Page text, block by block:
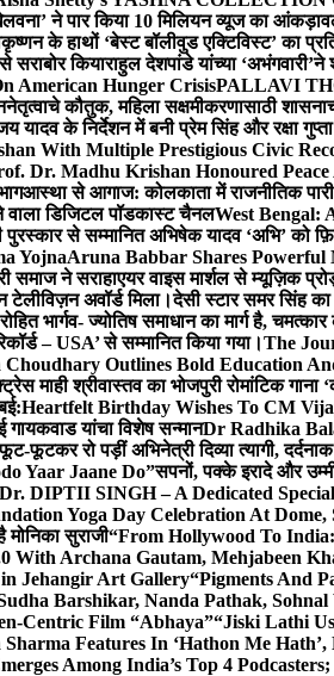
ने पार किया 10 मिलियन व्यूज का आंकड़ा
के हाथों ‘बेस्ट बॉलीवुड एक्टिविस्ट’ का
सराबोर कियाराहुल देशपांडे यांच्या
American Hunger CrisisPALLAVI
कौतुक, महिला सक्षमीकरणासाठी
यादव के निर्देशन में बनी प्रेम सिंह और रक्षा
With Multiple Prestigious Civic
Dr. Madhu Krishan Honoured
आस्था से आगाज: कोलकाता में राजनीतिक पारी
वाला डिजिटल पॉडकास्ट चैनलWest Bengal:
पुरस्कार से सम्मानित अभिषेक यादव ‘अभि’ को
YojnaAruna Babbar Shares
समाज ने सराहाएयर वाइस मार्शल से म्यूज़िक
टेलीविज़न अवॉर्ड मिला।देसी स्टार समर सिंह
भार्गव- ज्योतिष समाधान का मार्ग है, चमत्कार
– USA’ से सम्मानित किया गया।The
Outlines Bold Education
माही श्रीवास्तव का भोजपुरी रोमांटिक गाना
Heartfelt Birthday Wishes To CM
गायकवाड यांचा विशेष सन्मानDr Radhika
फूटकर रो पड़ीं अभिनेत्री दिव्या त्यागी,
Yaar Jaane Do”सपनों, पक्के इरादे और
Dr. DIPTII SINGH – A Dedicated
Yoga Day Celebration At
सुराजी“From Hollywood To
With Archana Gautam, Mehjabeen
Jehangir Art Gallery“Pigments And
Barshikar, Nanda Pathak,
Centric Film “Abhaya”“Jiski Lathi
Features In ‘Hathon Me
Among India’s Top 4